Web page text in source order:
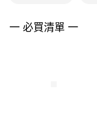
３．未成年的使用者請事
「AFTEE先享後付」，若
一 必買清單 一